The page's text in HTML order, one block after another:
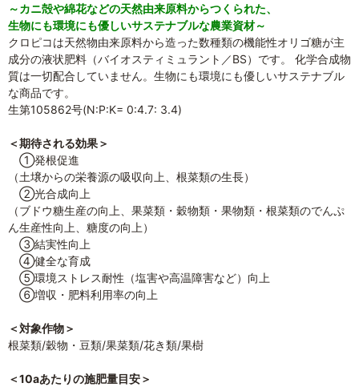
～カニ殻や綿花などの天然由来原料からつくられた、
生物にも環境にも優しいサステナブルな農業資材～
クロピコは天然物由来原料から造った数種類の機能性オリゴ糖が主
成分の液状肥料（バイオスティミュラント／BS）です。 化学合成物
質は一切配合していません。生物にも環境にも優しいサステナブル
な商品です。
生第105862号(N:P:K= 0:4.7: 3.4)
＜期待される効果＞
①発根促進
（土壌からの栄養源の吸収向上、根菜類の生長）
②光合成向上
（ブドウ糖生産の向上、果菜類・穀物類・果物類・根菜類のでんぷ
ん生産性向上、糖度の向上）
③結実性向上
④健全な育成
⑤環境ストレス耐性（塩害や高温障害など）向上
⑥増収・肥料利用率の向上
＜対象作物＞
根菜類/穀物・豆類/果菜類/花き類/果樹
＜10aあたりの施肥量目安＞